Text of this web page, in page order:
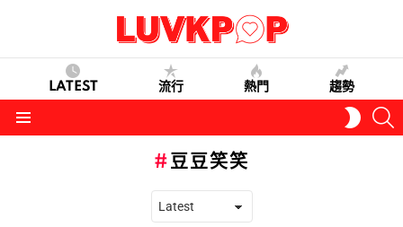
LATEST 流行 熱門 趨勢
SKIN
豆豆笑笑